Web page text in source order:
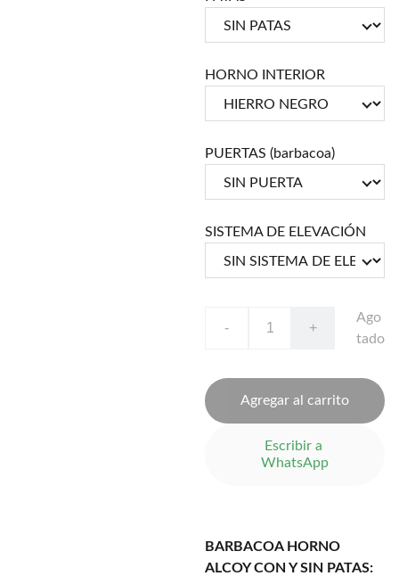
HORNO INTERIOR
PUERTAS (barbacoa)
SISTEMA DE ELEVACIÓN
- +
Ago
tado
Agregar al carrito
Escribir a
WhatsApp
BARBACOA HORNO
ALCOY CON Y SIN PATAS: